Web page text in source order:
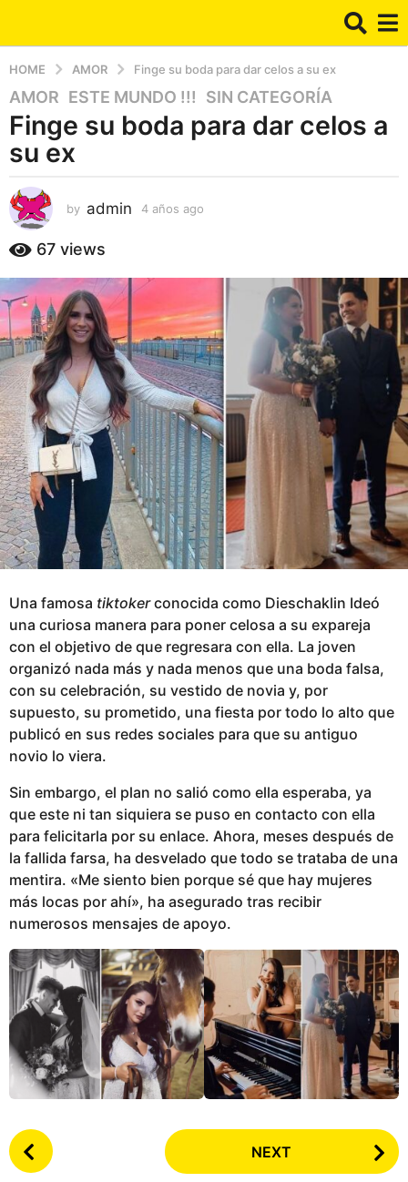
HOME AMOR Finge su boda para dar celos a su ex
4
a
o
a
g
o
a
ñ
o
s
a
g
o
AMOR ,ESTE MUNDO !!! ,SIN CATEGORÍA
Finge su boda para dar celos a
su ex
by admin 4 años ago
s
g
o
67 views
Una famosa tiktokerconocida como Dieschaklin Ideó
una curiosa manera para poner celosa a su expareja
con el objetivo de que regresara con ella. La joven
organizó nada más y nada menos que una boda falsa,
con su celebración, su vestido de novia y, por
supuesto, su prometido, una fiesta por todo lo alto que
publicó en sus redes sociales para que su antiguo
novio lo viera.
Sin embargo, el plan no salió como ella esperaba, ya
que este ni tan siquiera se puso en contacto con ella
para felicitarla por su enlace. Ahora, meses después de
la fallida farsa, ha desvelado que todo se trataba de una
mentira. «Me siento bien porque sé que hay mujeres
más locas por ahí», ha asegurado tras recibir
numerosos mensajes de apoyo.
P
o
NEXT